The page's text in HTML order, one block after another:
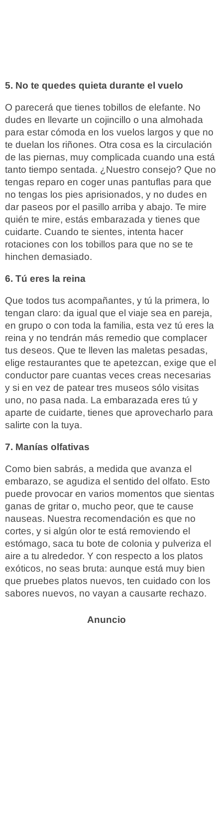
5. No te quedes quieta durante el vuelo
O parecerá que tienes tobillos de elefante. No
dudes en llevarte un cojincillo o una almohada
para estar cómoda en los vuelos largos y que no
te duelan los riñones. Otra cosa es la circulación
de las piernas, muy complicada cuando una está
tanto tiempo sentada. ¿Nuestro consejo? Que no
tengas reparo en coger unas pantuflas para que
no tengas los pies aprisionados, y no dudes en
dar paseos por el pasillo arriba y abajo. Te mire
quién te mire, estás embarazada y tienes que
cuidarte. Cuando te sientes, intenta hacer
rotaciones con los tobillos para que no se te
hinchen demasiado.
6. Tú eres la reina
Que todos tus acompañantes, y tú la primera, lo
tengan claro: da igual que el viaje sea en pareja,
en grupo o con toda la familia, esta vez tú eres la
reina y no tendrán más remedio que complacer
tus deseos. Que te lleven las maletas pesadas,
elige restaurantes que te apetezcan, exige que el
conductor pare cuantas veces creas necesarias
y si en vez de patear tres museos sólo visitas
uno, no pasa nada. La embarazada eres tú y
aparte de cuidarte, tienes que aprovecharlo para
salirte con la tuya.
7. Manías olfativas
Como bien sabrás, a medida que avanza el
embarazo, se agudiza el sentido del olfato. Esto
puede provocar en varios momentos que sientas
ganas de gritar o, mucho peor, que te cause
nauseas. Nuestra recomendación es que no
cortes, y si algún olor te está removiendo el
estómago, saca tu bote de colonia y pulveriza el
aire a tu alrededor. Y con respecto a los platos
exóticos, no seas bruta: aunque está muy bien
que pruebes platos nuevos, ten cuidado con los
sabores nuevos, no vayan a causarte rechazo.